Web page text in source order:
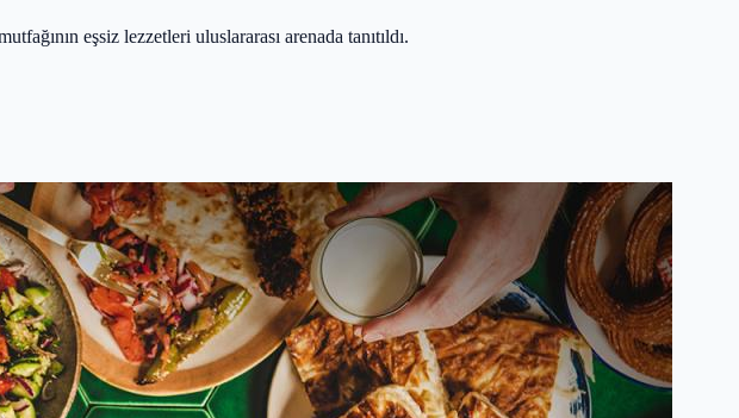
eşsiz lezzetleri uluslararası arenada tanıtıldı.